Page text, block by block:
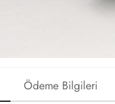
Ödeme Bilgileri